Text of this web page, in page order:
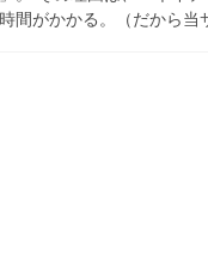
間がかかる。（だから